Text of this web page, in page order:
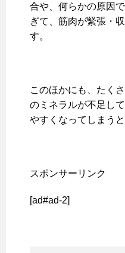
合や、何らかの原因
ぎて、筋肉が緊張・
す。
このほかにも、たく
のミネラルが不足し
やすくなってしまう
スポンサーリンク
[ad#ad-2]